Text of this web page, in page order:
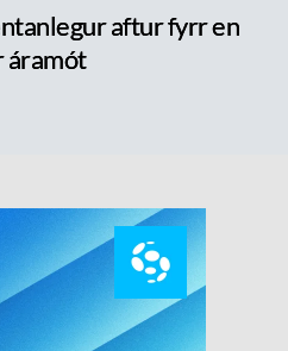
aftur fyrr en
áramót